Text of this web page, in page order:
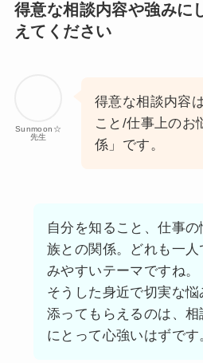
得意な相談内容や強みに
えてください
Sunmoon☆
先生
得意な相談内容
こと/仕事上のお
係」です。
自分を知ること、仕事の
族との関係。どれも一人
みやすいテーマですね。
そうした身近で切実な悩
添ってもらえるのは、相
にとって心強いはずです